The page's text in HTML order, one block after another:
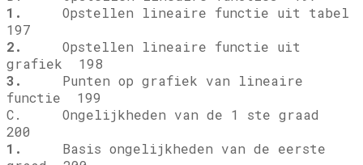
1.
Opstellen lineaire functie uit tabel
197
2.
Opstellen lineaire functie uit
grafiek 198
3.
Punten op grafiek van lineaire
functie 199
C. Ongelijkheden van de 1 ste graad
200
1.
Basis ongelijkheden van de eerste